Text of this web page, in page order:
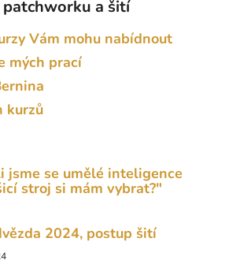
patchworku a šití
Vám mohu nabídnout
mých prací
kurzů
jsme se umělé inteligence
stroj si mám vybrat?"
2024, postup šití